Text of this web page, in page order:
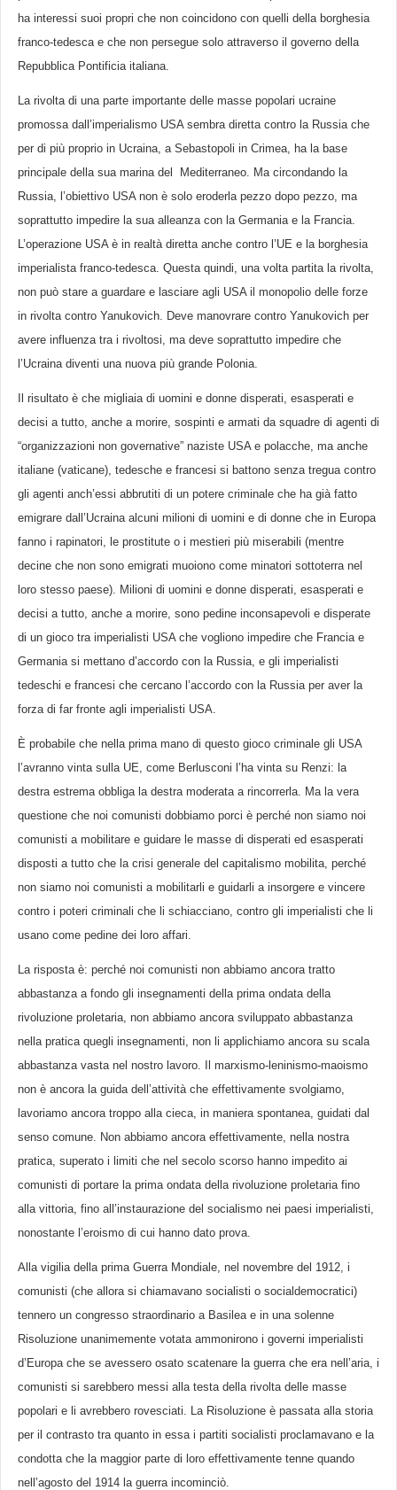
ha interessi suoi propri che non coincidono con quelli della borghesia
franco-tedesca e che non persegue solo attraverso il governo della
Repubblica Pontificia italiana.
La rivolta di una parte importante delle masse popolari ucraine
promossa dall’imperialismo USA sembra diretta contro la Russia che
per di più proprio in Ucraina, a Sebastopoli in Crimea, ha la base
principale della sua marina del Mediterraneo. Ma circondando la
Russia, l’obiettivo USA non è solo eroderla pezzo dopo pezzo, ma
soprattutto impedire la sua alleanza con la Germania e la Francia.
L’operazione USA è in realtà diretta anche contro l’UE e la borghesia
imperialista franco-tedesca. Questa quindi, una volta partita la rivolta,
non può stare a guardare e lasciare agli USA il monopolio delle forze
in rivolta contro Yanukovich. Deve manovrare contro Yanukovich per
avere influenza tra i rivoltosi, ma deve soprattutto impedire che
l’Ucraina diventi una nuova più grande Polonia.
Il risultato è che migliaia di uomini e donne disperati, esasperati e
decisi a tutto, anche a morire, sospinti e armati da squadre di agenti di
“organizzazioni non governative” naziste USA e polacche, ma anche
italiane (vaticane), tedesche e francesi si battono senza tregua contro
gli agenti anch’essi abbrutiti di un potere criminale che ha già fatto
emigrare dall’Ucraina alcuni milioni di uomini e di donne che in Europa
fanno i rapinatori, le prostitute o i mestieri più miserabili (mentre
decine che non sono emigrati muoiono come minatori sottoterra nel
loro stesso paese). Milioni di uomini e donne disperati, esasperati e
decisi a tutto, anche a morire, sono pedine inconsapevoli e disperate
di un gioco tra imperialisti USA che vogliono impedire che Francia e
Germania si mettano d’accordo con la Russia, e gli imperialisti
tedeschi e francesi che cercano l’accordo con la Russia per aver la
forza di far fronte agli imperialisti USA.
È probabile che nella prima mano di questo gioco criminale gli USA
l’avranno vinta sulla UE, come Berlusconi l’ha vinta su Renzi: la
destra estrema obbliga la destra moderata a rincorrerla. Ma la vera
questione che noi comunisti dobbiamo porci è perché non siamo noi
comunisti a mobilitare e guidare le masse di disperati ed esasperati
disposti a tutto che la crisi generale del capitalismo mobilita, perché
non siamo noi comunisti a mobilitarli e guidarli a insorgere e vincere
contro i poteri criminali che li schiacciano, contro gli imperialisti che li
usano come pedine dei loro affari.
La risposta è: perché noi comunisti non abbiamo ancora tratto
abbastanza a fondo gli insegnamenti della prima ondata della
rivoluzione proletaria, non abbiamo ancora sviluppato abbastanza
nella pratica quegli insegnamenti, non li applichiamo ancora su scala
abbastanza vasta nel nostro lavoro. Il marxismo-leninismo-maoismo
non è ancora la guida dell’attività che effettivamente svolgiamo,
lavoriamo ancora troppo alla cieca, in maniera spontanea, guidati dal
senso comune. Non abbiamo ancora effettivamente, nella nostra
pratica, superato i limiti che nel secolo scorso hanno impedito ai
comunisti di portare la prima ondata della rivoluzione proletaria fino
alla vittoria, fino all’instaurazione del socialismo nei paesi imperialisti,
nonostante l’eroismo di cui hanno dato prova.
Alla vigilia della prima Guerra Mondiale, nel novembre del 1912, i
comunisti (che allora si chiamavano socialisti o socialdemocratici)
tennero un congresso straordinario a Basilea e in una solenne
Risoluzione unanimemente votata ammonirono i governi imperialisti
d’Europa che se avessero osato scatenare la guerra che era nell’aria, i
comunisti si sarebbero messi alla testa della rivolta delle masse
popolari e li avrebbero rovesciati. La Risoluzione è passata alla storia
per il contrasto tra quanto in essa i partiti socialisti proclamavano e la
condotta che la maggior parte di loro effettivamente tenne quando
nell’agosto del 1914 la guerra incominciò.